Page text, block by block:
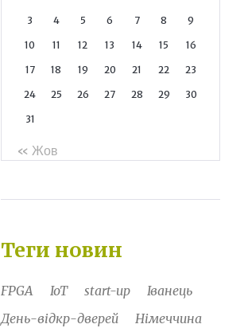
3 4 5 6 7 8 9
10 11 12 13 14 15 16
17 18 19 20 21 22 23
24 25 26 27 28 29 30
31
« Жов
Теги новин
FPGA IoT start-up
Іванець
День-відкр-дверей
Німеччина